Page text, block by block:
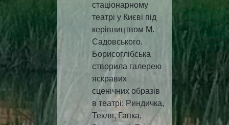
стаціонарному
театрі у Києві під
керівництвом М.
Садовського.
Борисоглібська
створила галерею
яскравих
сценічних образів
в театрі: Риндичка,
Текля, Гапка,